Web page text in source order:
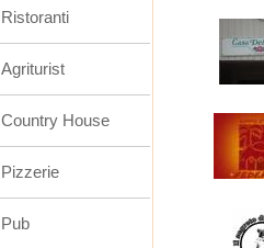
Ristoranti
Agriturist
Country House
Pizzerie
Pub